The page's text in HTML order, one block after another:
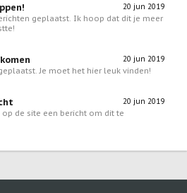
20 jun 2019
geplaatst. Ik hoop dat dit je meer
20 jun 2019
Je moet het hier leuk vinden!
20 jun 2019
op de site een bericht om dit te